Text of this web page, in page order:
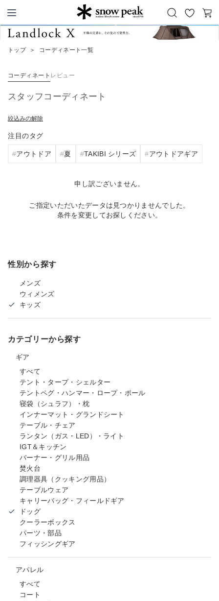
Snow Peak
お
気
カ
トップ ＞ コーディネート一覧
コーディネート レビュー
スタッフコーディネート
絞込みの解除
注目のタグ
アウトドア 夏 TAKIBI シリーズ アウトドアギア
申し訳ございません。
ご指定いただいたデータは見つかりませんでした。
条件を変更してお探しください。
性別から探す
メンズ
ウィメンズ
キッズ
カテゴリーから探す
ギア
すべて
テント・タープ・シェルター
テントペグ・ハンマー・ロープ・ポール
寝袋（シュラフ）・枕
インナーマット・グランドシート
テーブル・チェア
ランタン（ガス・LED）・ライト
IGT＆キッチン
バーナー・グリル用品
焚火台
調理器具（クッキング用品）
テーブルウェア
キャリーバッグ・フィールドギア
ドッグ
クーラーボックス
パーツ・部品
フィッシングギア
アパレル
すべて
コート